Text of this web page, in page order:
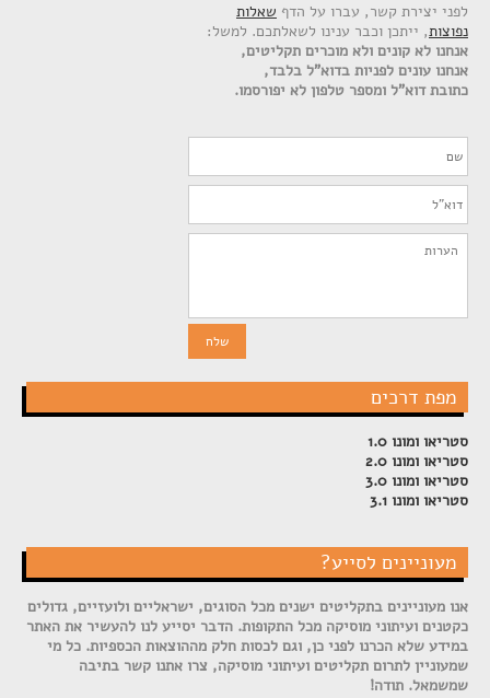
לפני יצירת קשר, עברו על הדף שאלות
נפוצות, ייתכן וכבר ענינו לשאלתכם. למשל:
אנחנו לא קונים ולא מוכרים תקליטים,
אנחנו עונים לפניות בדוא"ל בלבד,
כתובת דוא"ל ומספר טלפון לא יפורסמו.
מפת דרכים
סטריאו ומונו 1.0
סטריאו ומונו 2.0
סטריאו ומונו 3.0
סטריאו ומונו 3.1
מעוניינים לסייע?
אנו מעוניינים בתקליטים ישנים מכל הסוגים, ישראליים ולועזיים, גדולים
כקטנים ועיתוני מוסיקה מכל התקופות. הדבר יסייע לנו להעשיר את האתר
במידע שלא הכרנו לפני כן, וגם לכסות חלק מההוצאות הכספיות. כל מי
שמעוניין לתרום תקליטים ועיתוני מוסיקה, צרו אתנו קשר בתיבה
שמשמאל. תודה!